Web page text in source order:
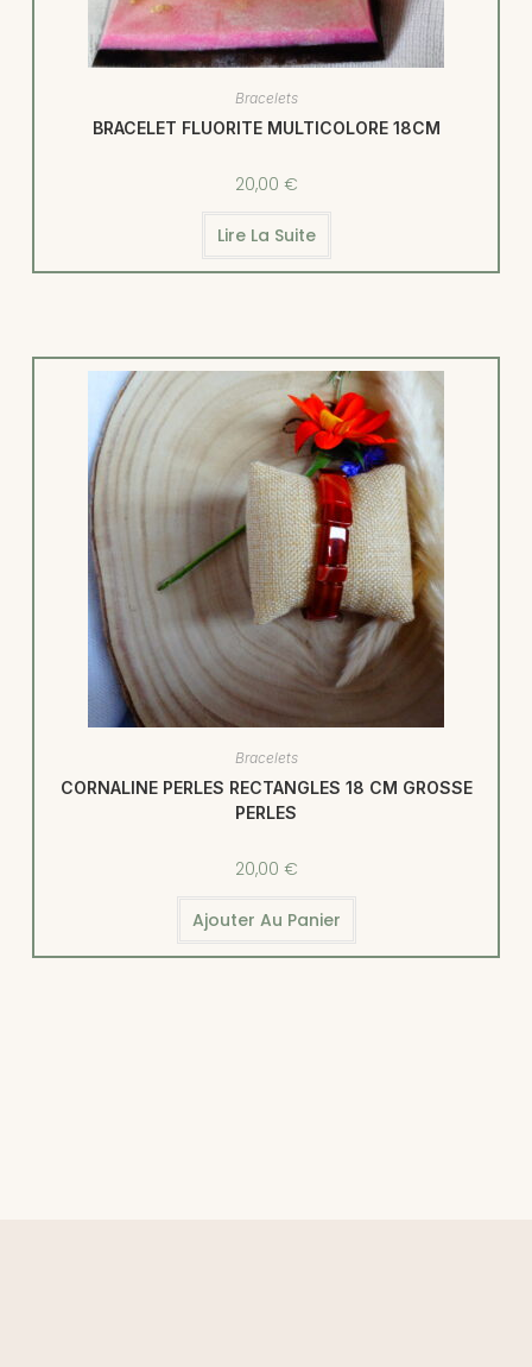
Bracelets
BRACELET FLUORITE MULTICOLORE 18CM
20,00 €
Lire La Suite
Bracelets
CORNALINE PERLES RECTANGLES 18 CM GROSSE
PERLES
20,00 €
Ajouter Au Panier